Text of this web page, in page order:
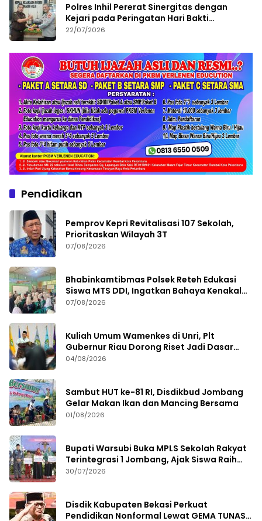
Polres Inhil Pererat Sinergitas dengan
Kejari pada Peringatan Hari Bakti
Adhyaksa ke-66
22/07/2026
Pendidikan
Pemprov Kepri Revitalisasi 107 Sekolah,
Prioritaskan Wilayah 3T
07/08/2026
Bhabinkamtibmas Polsek Reteh Edukasi
Siswa MTS DDI, Ingatkan Bahaya Kenakalan
Remaja
07/08/2026
Kuliah Umum Wamenkes di Unri, Plt
Gubernur Riau Dorong Riset Jadi Dasar
Kebijakan Kesehatan
04/08/2026
Sambut HUT ke-81 RI, Disdikbud Jombang
Gelar Makan Ikan dan Mancing Bersama
01/08/2026
Bupati Warsubi Buka MPLS Sekolah Rakyat
Terintegrasi 1 Jombang, Ajak Siswa Raih
Prestasi
30/07/2026
Disdik Kabupaten Bekasi Perkuat
Pendidikan Nonformal Lewat GEMA TUNAS